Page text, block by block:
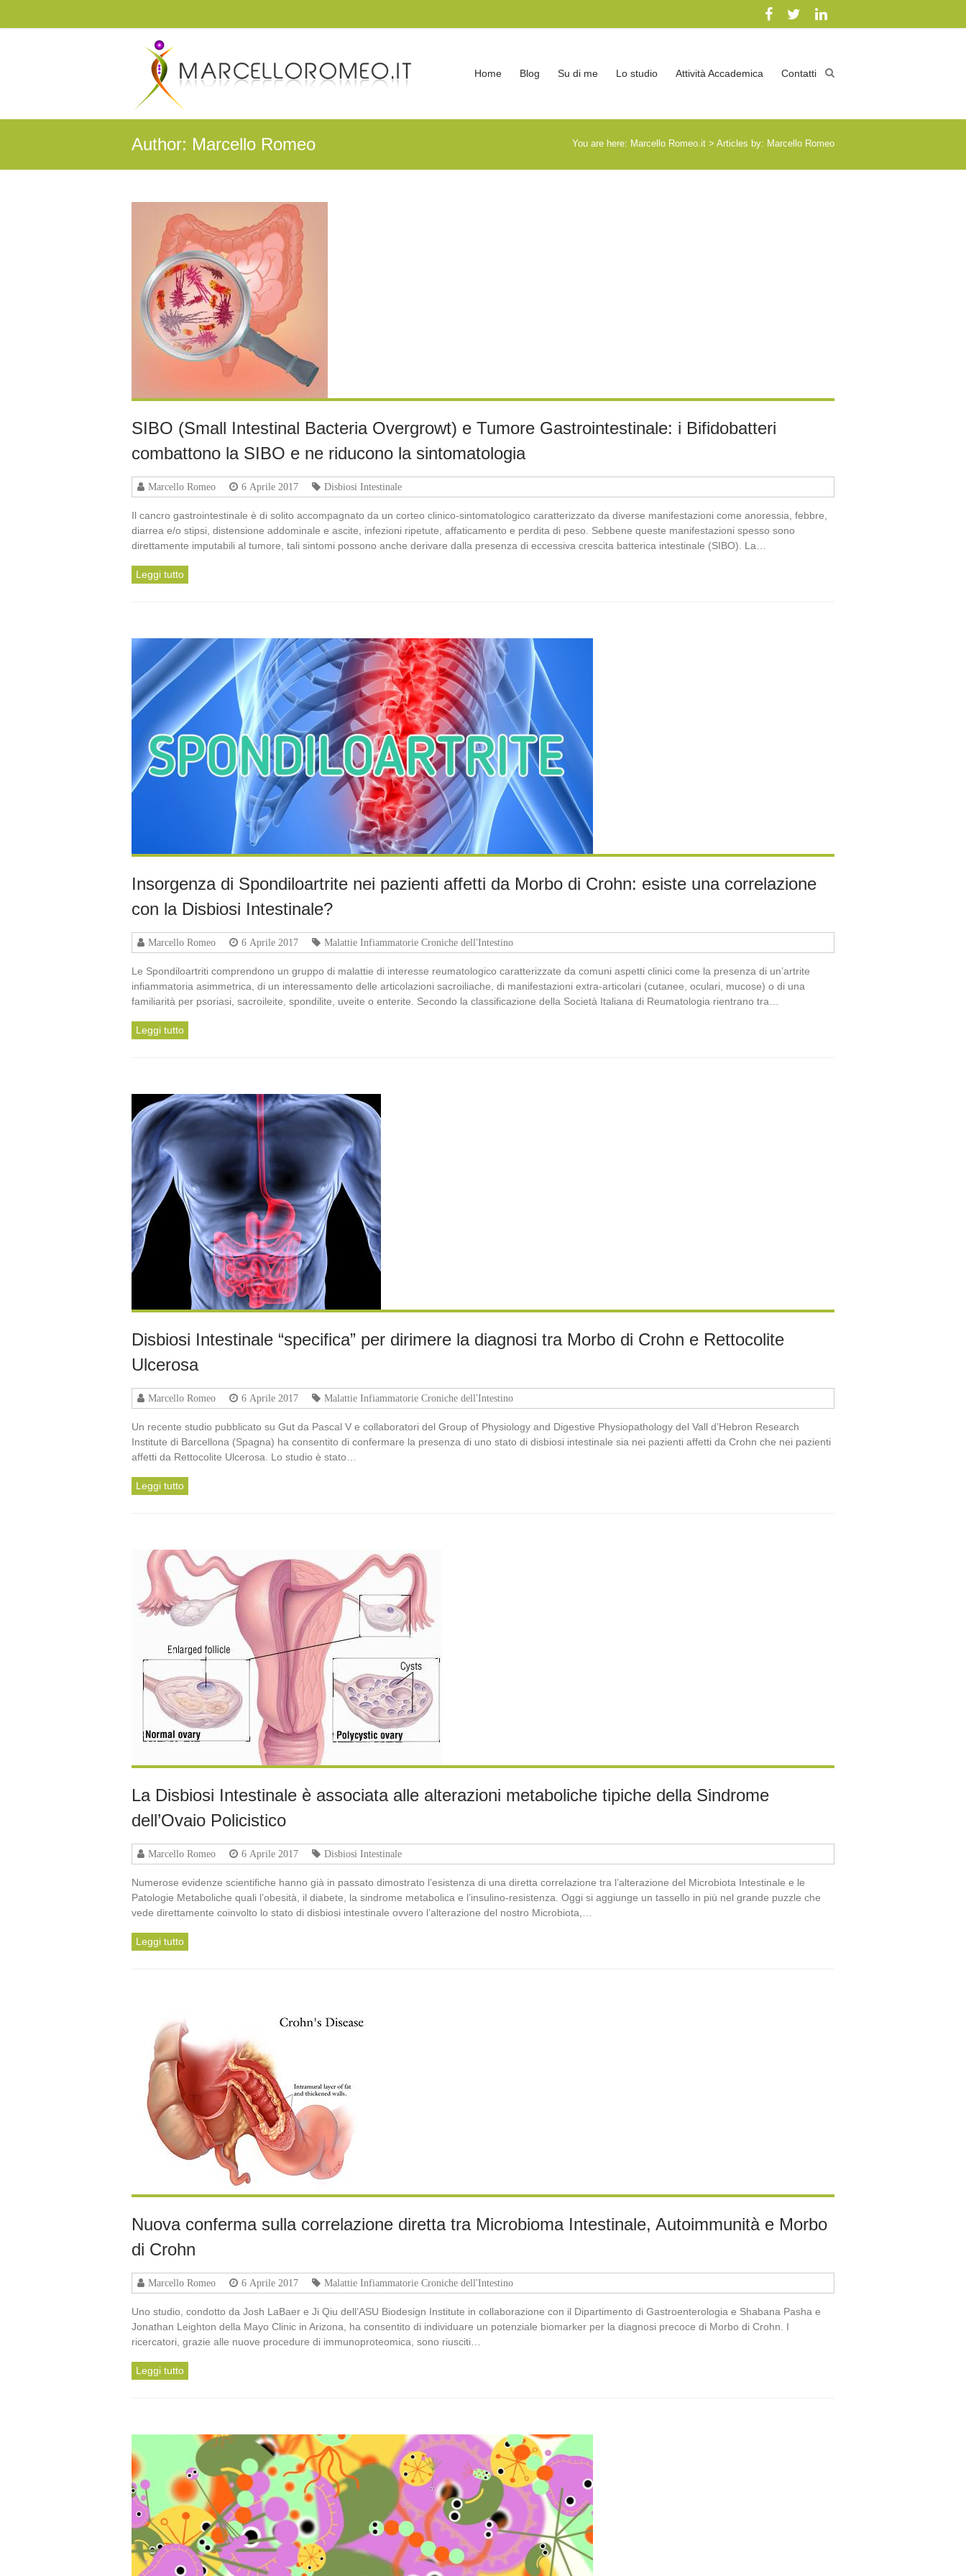
Marcello Romeo.it
Medicina Biointegrata
Home Blog Su di me Lo studio Attività Accademica Contatti
Author: Marcello Romeo You are here: Marcello Romeo.it > Articles by: Marcello Romeo
SIBO (Small Intestinal Bacteria Overgrowt) e Tumore Gastrointestinale: i Bifidobatteri
combattono la SIBO e ne riducono la sintomatologia
Marcello Romeo 6 Aprile 2017 Disbiosi Intestinale
Il cancro gastrointestinale è di solito accompagnato da un corteo clinico-sintomatologico caratterizzato da diverse manifestazioni come anoressia, febbre,
diarrea e/o stipsi, distensione addominale e ascite, infezioni ripetute, affaticamento e perdita di peso. Sebbene queste manifestazioni spesso sono
direttamente imputabili al tumore, tali sintomi possono anche derivare dalla presenza di eccessiva crescita batterica intestinale (SIBO). La…
Leggi tutto
Insorgenza di Spondiloartrite nei pazienti affetti da Morbo di Crohn: esiste una correlazione
con la Disbiosi Intestinale?
Marcello Romeo 6 Aprile 2017 Malattie Infiammatorie Croniche dell'Intestino
Le Spondiloartriti comprendono un gruppo di malattie di interesse reumatologico caratterizzate da comuni aspetti clinici come la presenza di un’artrite
infiammatoria asimmetrica, di un interessamento delle articolazioni sacroiliache, di manifestazioni extra-articolari (cutanee, oculari, mucose) o di una
familiarità per psoriasi, sacroileite, spondilite, uveite o enterite. Secondo la classificazione della Società Italiana di Reumatologia rientrano tra…
Leggi tutto
Disbiosi Intestinale “specifica” per dirimere la diagnosi tra Morbo di Crohn e Rettocolite
Ulcerosa
Marcello Romeo 6 Aprile 2017 Malattie Infiammatorie Croniche dell'Intestino
Un recente studio pubblicato su Gut da Pascal V e collaboratori del Group of Physiology and Digestive Physiopathology del Vall d’Hebron Research
Institute di Barcellona (Spagna) ha consentito di confermare la presenza di uno stato di disbiosi intestinale sia nei pazienti affetti da Crohn che nei pazienti
affetti da Rettocolite Ulcerosa. Lo studio è stato…
Leggi tutto
La Disbiosi Intestinale è associata alle alterazioni metaboliche tipiche della Sindrome
dell’Ovaio Policistico
Marcello Romeo 6 Aprile 2017 Disbiosi Intestinale
Numerose evidenze scientifiche hanno già in passato dimostrato l’esistenza di una diretta correlazione tra l’alterazione del Microbiota Intestinale e le
Patologie Metaboliche quali l’obesità, il diabete, la sindrome metabolica e l’insulino-resistenza. Oggi si aggiunge un tassello in più nel grande puzzle che
vede direttamente coinvolto lo stato di disbiosi intestinale ovvero l’alterazione del nostro Microbiota,…
Leggi tutto
Nuova conferma sulla correlazione diretta tra Microbioma Intestinale, Autoimmunità e Morbo
di Crohn
Marcello Romeo 6 Aprile 2017 Malattie Infiammatorie Croniche dell'Intestino
Uno studio, condotto da Josh LaBaer e Ji Qiu dell’ASU Biodesign Institute in collaborazione con il Dipartimento di Gastroenterologia e Shabana Pasha e
Jonathan Leighton della Mayo Clinic in Arizona, ha consentito di individuare un potenziale biomarker per la diagnosi precoce di Morbo di Crohn. I
ricercatori, grazie alle nuove procedure di immunoproteomica, sono riusciti…
Leggi tutto